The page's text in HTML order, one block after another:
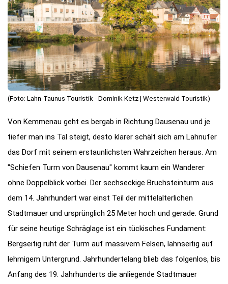
(Foto: Lahn-Taunus Touristik - Dominik Ketz | Westerwald Touristik)
Von Kemmenau geht es bergab in Richtung Dausenau und je
tiefer man ins Tal steigt, desto klarer schält sich am Lahnufer
das Dorf mit seinem erstaunlichsten Wahrzeichen heraus. Am
"Schiefen Turm von Dausenau" kommt kaum ein Wanderer
ohne Doppelblick vorbei. Der sechseckige Bruchsteinturm aus
dem 14. Jahrhundert war einst Teil der mittelalterlichen
Stadtmauer und ursprünglich 25 Meter hoch und gerade. Grund
für seine heutige Schräglage ist ein tückisches Fundament:
Bergseitig ruht der Turm auf massivem Felsen, lahnseitig auf
lehmigem Untergrund. Jahrhundertelang blieb das folgenlos, bis
Anfang des 19. Jahrhunderts die anliegende Stadtmauer